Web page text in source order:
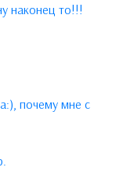
наконец то!!!
почему мне с